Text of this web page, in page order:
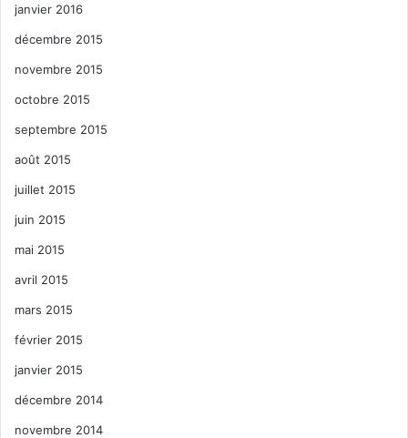
janvier 2016
décembre 2015
novembre 2015
octobre 2015
septembre 2015
août 2015
juillet 2015
juin 2015
mai 2015
avril 2015
mars 2015
février 2015
janvier 2015
décembre 2014
novembre 2014